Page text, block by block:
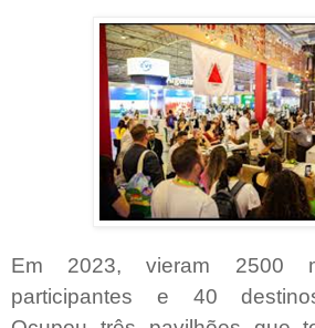
Em 2023, vieram 2500
participantes e 40